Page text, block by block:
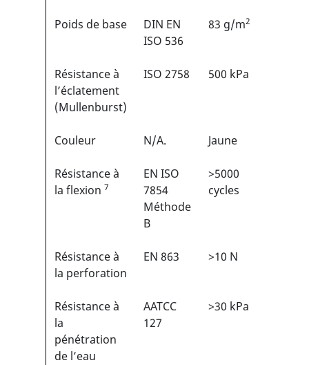
Poids de base
DIN EN
ISO 536
83 g/m2
Résistance à
l’éclatement
(Mullenburst)
ISO 2758 500 kPa
Couleur N/A. Jaune
Résistance à
la flexion 7
EN ISO
7854
Méthode
B
>5000
cycles
Résistance à
la perforation
EN 863 >10 N
Résistance à
la
pénétration
de l’eau
AATCC
127
>30 kPa